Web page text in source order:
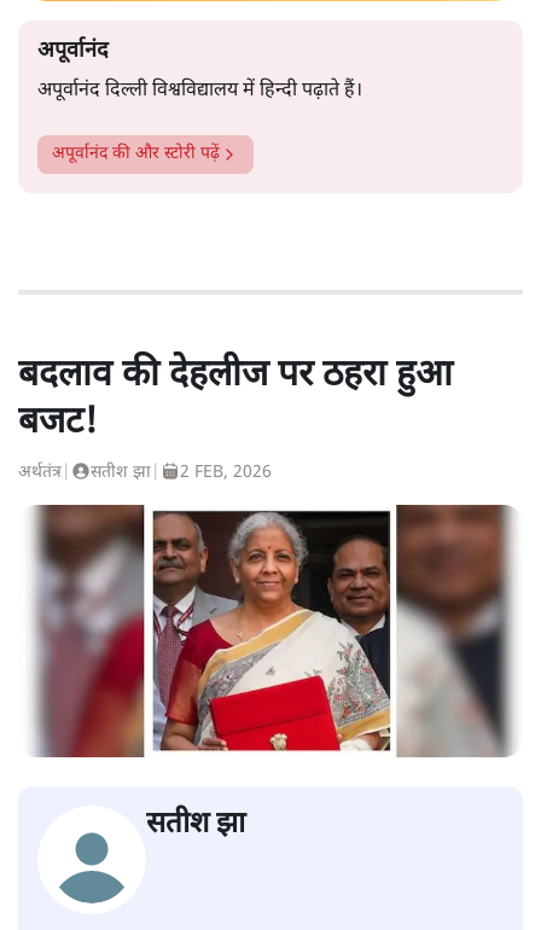
अपूर्वानंद
अपूर्वानंद दिल्ली विश्वविद्यालय में हिन्दी पढ़ाते हैं।
अपूर्वानंदकी और स्टोरी पढ़ें
बदलाव की देहलीज पर ठहरा हुआ
बजट!
अर्थतंत्र सतीश झा 2 FEB, 2026
सतीश झा